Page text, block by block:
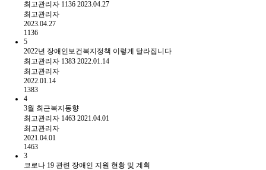
최고관리자 1136 2023.04.27
최고관리자
2023.04.27
1136
5
2022년 장애인보건복지정책 이렇게 달라집니다
최고관리자 1383 2022.01.14
최고관리자
2022.01.14
1383
4
3월 최근복지동향
최고관리자 1463 2021.04.01
최고관리자
2021.04.01
1463
3
코로나 19 관련 장애인 지원 현황 및 계획